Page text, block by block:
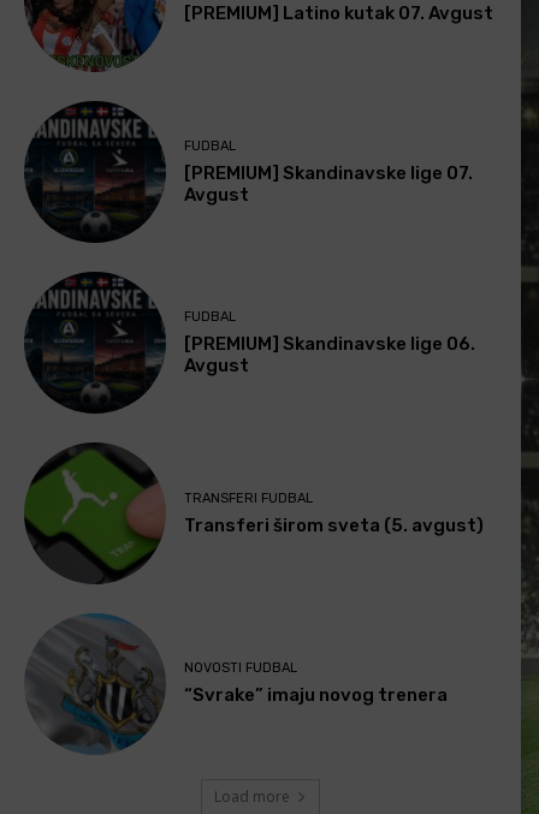
[PREMIUM] Latino kutak 07. Avgust
FUDBAL
[PREMIUM] Skandinavske lige 07.
Avgust
FUDBAL
[PREMIUM] Skandinavske lige 06.
Avgust
TRANSFERI FUDBAL
Transferi širom sveta (5. avgust)
NOVOSTI FUDBAL
“Svrake” imaju novog trenera
Load more